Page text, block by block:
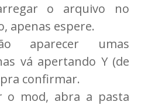
o arquivo no
apenas espere.
aparecer umas
vá apertando Y (de
pra confirmar.
o mod, abra a pasta